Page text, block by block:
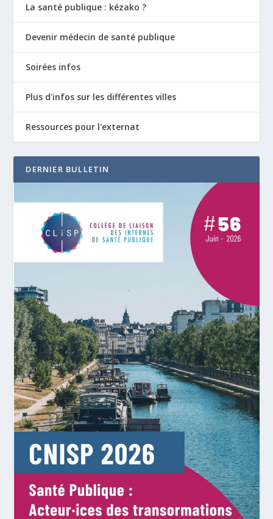
La santé publique : kézako ?
Devenir médecin de santé publique
Soirées infos
Plus d'infos sur les différentes villes
Ressources pour l'externat
DERNIER BULLETIN